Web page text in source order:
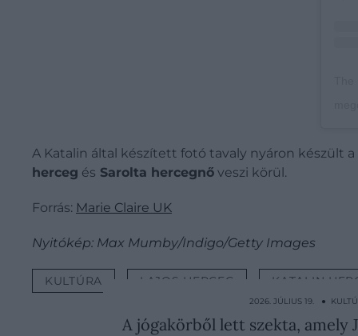
A Katalin által készített fotó tavaly nyáron készült
herceg és Sarolta hercegnő veszi körül.
Forrás: Marie Claire UK
Nyitókép: Max Mumby/Indigo/Getty Images
KULTÚRA LAJOS HERCEG KATALIN
2026. JÚLIUS 19. ●
A jógakörből lett szekta, amely